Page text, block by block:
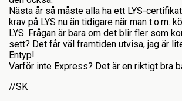
Nästa år så måste alla ha ett LYS-
krav på LYS nu än tidigare när man t.o.m.
LYS. Frågan är bara om det blir fler som
sett? Det får väl framtiden utvisa, jag är
Entyp!
Varför inte Express? Det är en riktigt bra
//SK